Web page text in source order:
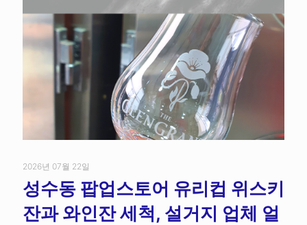
2026년 07월 22일
성수동 팝업스토어 유리컵 위스키
잔과 와인잔 세척, 설거지 업체 얼